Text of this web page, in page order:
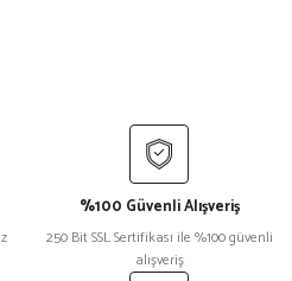
%100 Güvenli Alışveriş
250 Bit SSL Sertifikası ile %100 güvenli
alışveriş